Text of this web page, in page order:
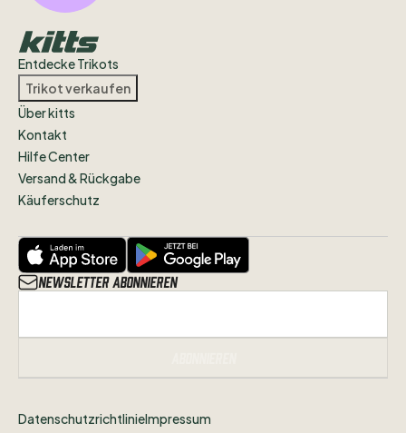
Entdecke Trikots
Trikot verkaufen
Über kitts
Kontakt
Hilfe Center
Versand & Rückgabe
Käuferschutz
Newsletter abonnieren
DatenschutzrichtlinieImpressum